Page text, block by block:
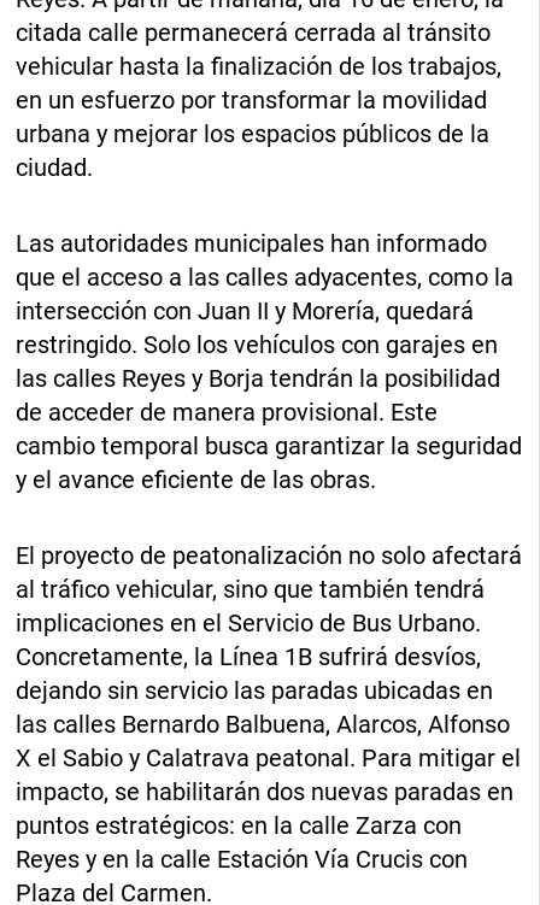
citada calle permanecerá cerrada al tránsito
vehicular hasta la finalización de los trabajos,
en un esfuerzo por transformar la movilidad
urbana y mejorar los espacios públicos de la
ciudad.
Las autoridades municipales han informado
que el acceso a las calles adyacentes, como la
intersección con Juan II y Morería, quedará
restringido. Solo los vehículos con garajes en
las calles Reyes y Borja tendrán la posibilidad
de acceder de manera provisional. Este
cambio temporal busca garantizar la seguridad
y el avance eficiente de las obras.
El proyecto de peatonalización no solo afectará
al tráfico vehicular, sino que también tendrá
implicaciones en el Servicio de Bus Urbano.
Concretamente, la Línea 1B sufrirá desvíos,
dejando sin servicio las paradas ubicadas en
las calles Bernardo Balbuena, Alarcos, Alfonso
X el Sabio y Calatrava peatonal. Para mitigar el
impacto, se habilitarán dos nuevas paradas en
puntos estratégicos: en la calle Zarza con
Reyes y en la calle Estación Vía Crucis con
Plaza del Carmen.